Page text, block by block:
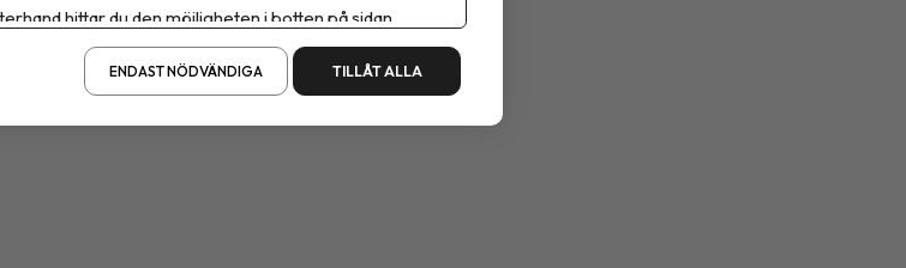
hittar du den möjligheten i botten på sidan.
ENDAST NÖDVÄNDIGA TILLÅT ALLA